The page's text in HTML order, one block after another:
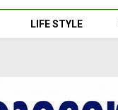
LIFE STYLE